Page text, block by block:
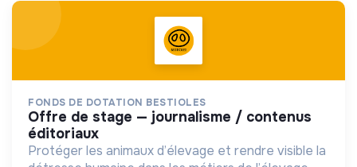
FONDS DE DOTATION BESTIOLES
offre de stage — journalisme / contenus
éditoriaux
Protéger les animaux d’élevage et rendre visible la